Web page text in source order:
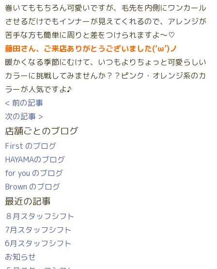
巻いてももちろん可愛いですが、毛先を内側にワンカール
させるだけでもインナーが見えてくれるので、アレンジが
苦手な方も簡単に周りと差をつけられますよ～♡
藤田さん、ご来店ありがとうございました(‘ω’)ノ
暖かくなる季節にむけて、いつもよりちょっと可愛らしい
カラーに挑戦してみませんか？？ピンク・オレンジ系のカ
ラーが人気ですよ♪
< 前の記事
次の記事 >
店舗ごとのブログ
First のブログ
HAYAMAのブログ
for you のブログ
Brown のブログ
最近の記事
８月スタッフシフト
7月スタッフシフト
6月スタッフシフト
お知らせ